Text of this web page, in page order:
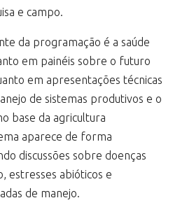
e campo.
da programação é a saúde
em painéis sobre o futuro
em apresentações técnicas
de sistemas produtivos e o
base da agricultura
aparece de forma
discussões sobre doenças
estresses abióticos e
de manejo.